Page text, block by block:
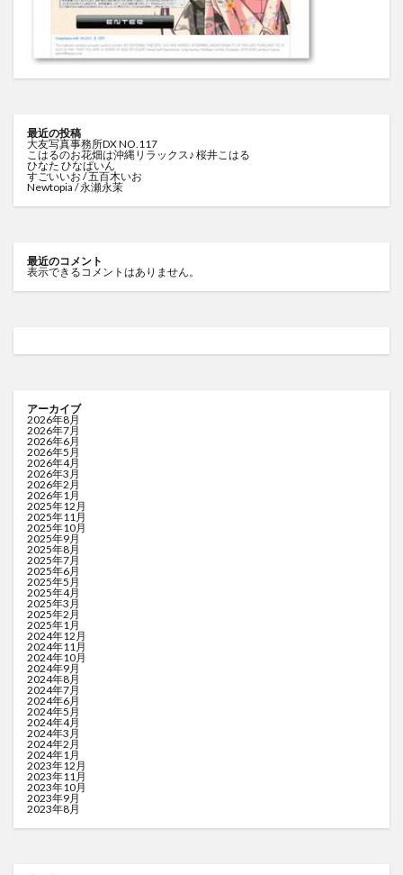
最近の投稿
大友写真事務所DX NO.117
こはるのお花畑は沖縄リラックス♪ 桜井こはる
ひなた ひなぱいん
すごいいお / 五百木いお
Newtopia / 永瀬永茉
最近のコメント
表示できるコメントはありません。
アーカイブ
2026年8月
2026年7月
2026年6月
2026年5月
2026年4月
2026年3月
2026年2月
2026年1月
2025年12月
2025年11月
2025年10月
2025年9月
2025年8月
2025年7月
2025年6月
2025年5月
2025年4月
2025年3月
2025年2月
2025年1月
2024年12月
2024年11月
2024年10月
2024年9月
2024年8月
2024年7月
2024年6月
2024年5月
2024年4月
2024年3月
2024年2月
2024年1月
2023年12月
2023年11月
2023年10月
2023年9月
2023年8月